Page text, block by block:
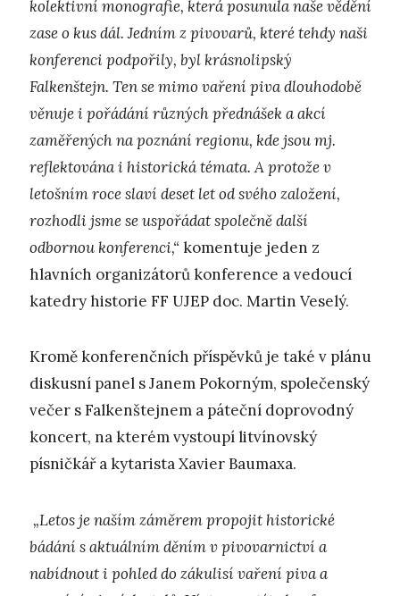
kolektivní monografie, která posunula naše vědění
zase o kus dál. Jedním z pivovarů, které tehdy naši
konferenci podpořily, byl krásnolipský
Falkenštejn. Ten se mimo vaření piva dlouhodobě
věnuje i pořádání různých přednášek a akcí
zaměřených na poznání regionu, kde jsou mj.
reflektována i historická témata. A protože v
letošním roce slaví deset let od svého založení,
rozhodli jsme se uspořádat společně další
odbornou konferenci,“ komentuje jeden z
hlavních organizátorů konference a vedoucí
katedry historie FF UJEP doc. Martin Veselý.
Kromě konferenčních příspěvků je také v plánu
diskusní panel s Janem Pokorným, společenský
večer s Falkenštejnem a páteční doprovodný
koncert, na kterém vystoupí litvínovský
písničkář a kytarista Xavier Baumaxa.
„Letos je naším záměrem propojit historické
bádání s aktuálním děním v pivovarnictví a
nabídnout i pohled do zákulisí vaření piva a